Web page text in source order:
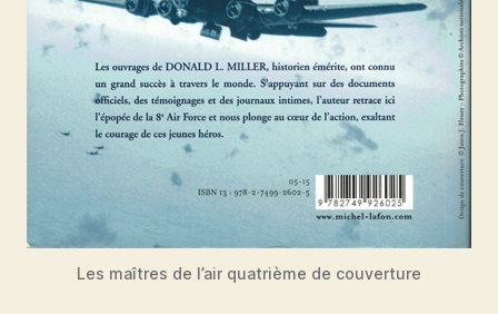
Les maîtres de l’air quatrième de couverture